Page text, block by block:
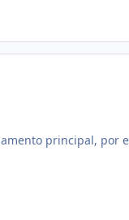
principal, por